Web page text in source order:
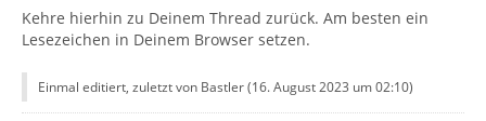
Kehre hierhin zu Deinem Thread zurück. Am besten ein
Lesezeichen in Deinem Browser setzen.
Einmal editiert, zuletzt von Bastler (16. August 2023 um 02:10)